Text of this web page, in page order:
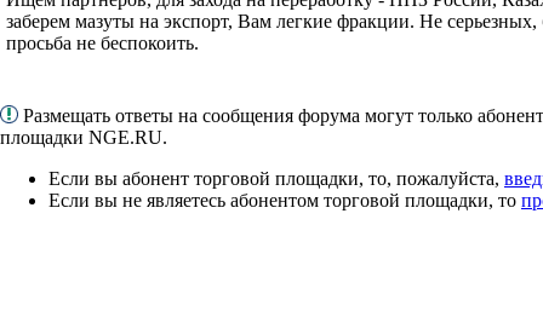
заберем мазуты на экспорт, Вам легкие фракции. Не
просьба не беспокоить.
Размещать ответы на сообщения форума могут только
площадки NGE.RU.
Если вы абонент торговой площадки, то, пожалуйста,
Если вы не являетесь абонентом торговой площадки, то